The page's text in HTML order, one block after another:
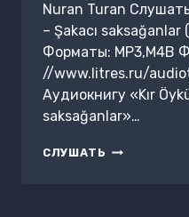
Nuran Turan
– Şakacı
Форматы: MP3,M4B
//www.litres.ru/
Аудиокнигу «Kır
saksağanlar»…
СЛУШАТЬ KIR